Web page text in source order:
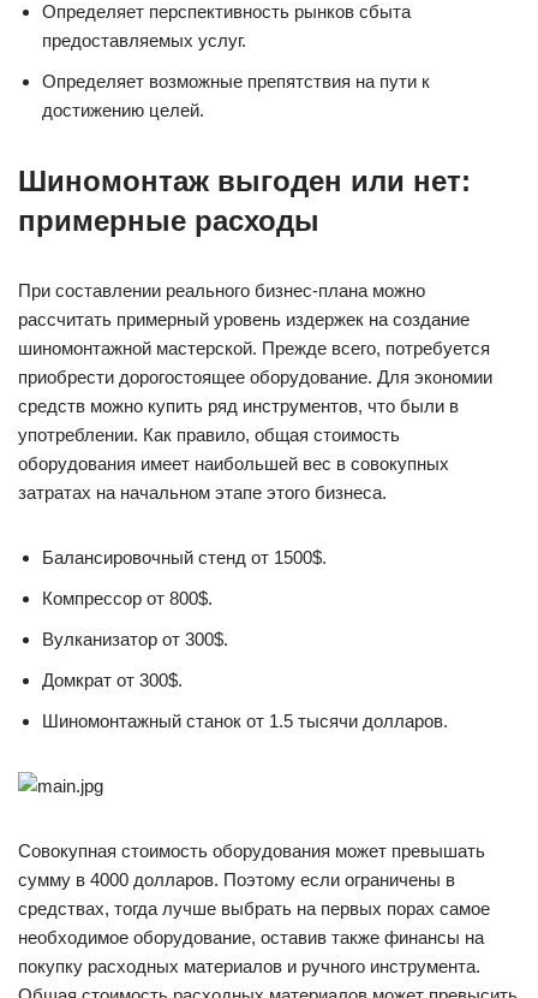
Определяет перспективность рынков сбыта
предоставляемых услуг.
Определяет возможные препятствия на пути к
достижению целей.
Шиномонтаж выгоден или нет:
примерные расходы
При составлении реального бизнес-плана можно
рассчитать примерный уровень издержек на создание
шиномонтажной мастерской. Прежде всего, потребуется
приобрести дорогостоящее оборудование. Для экономии
средств можно купить ряд инструментов, что были в
употреблении. Как правило, общая стоимость
оборудования имеет наибольшей вес в совокупных
затратах на начальном этапе этого бизнеса.
Балансировочный стенд от 1500$.
Компрессор от 800$.
Вулканизатор от 300$.
Домкрат от 300$.
Шиномонтажный станок от 1.5 тысячи долларов.
Совокупная стоимость оборудования может превышать
сумму в 4000 долларов. Поэтому если ограничены в
средствах, тогда лучше выбрать на первых порах самое
необходимое оборудование, оставив также финансы на
покупку расходных материалов и ручного инструмента.